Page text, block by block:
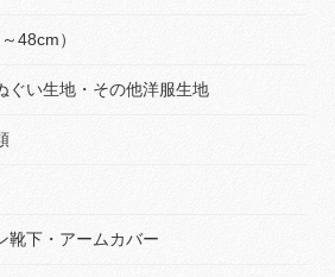
48cm）
ぐい生地・その他洋服生地
靴下・アームカバー